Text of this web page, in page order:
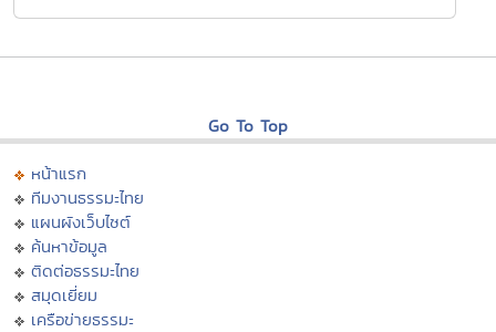
Go To Top
หน้าแรก
ทีมงานธรรมะไทย
แผนผังเว็บไซต์
ค้นหาข้อมูล
ติดต่อธรรมะไทย
สมุดเยี่ยม
เครือข่ายธรรมะ